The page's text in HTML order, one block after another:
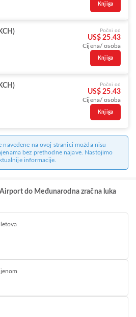
Knjiga
Počni od
US$ 25.43
Cijena/ osoba
Knjiga
Počni od
US$ 25.43
Cijena/ osoba
Knjiga
navedene na ovoj stranici možda nisu
bez prethodne najave. Nastojimo
informacije.
do Međunarodna zračna luka